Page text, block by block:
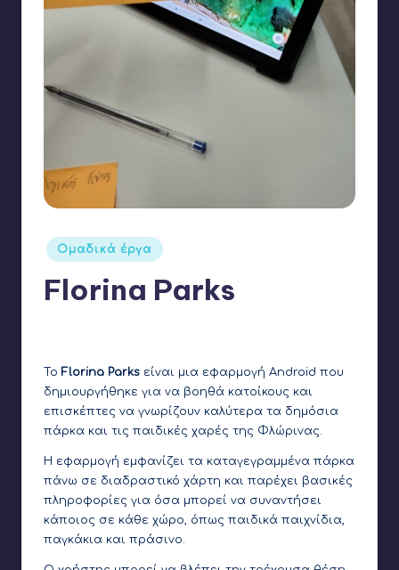
Αναρτήθηκε
σε
Ομαδικά έργα
Florina Parks
Το Florina Parks είναι μια εφαρμογή Android που
δημιουργήθηκε για να βοηθά κατοίκους και
επισκέπτες να γνωρίζουν καλύτερα τα δημόσια
πάρκα και τις παιδικές χαρές της Φλώρινας.
Η εφαρμογή εμφανίζει τα καταγεγραμμένα πάρκα
πάνω σε διαδραστικό χάρτη και παρέχει βασικές
πληροφορίες για όσα μπορεί να συναντήσει
κάποιος σε κάθε χώρο, όπως παιδικά παιχνίδια,
παγκάκια και πράσινο.